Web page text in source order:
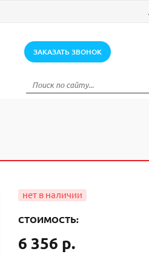
ЗАКАЗАТЬ ЗВОНОК
СТОИМОСТЬ:
6 356 р.